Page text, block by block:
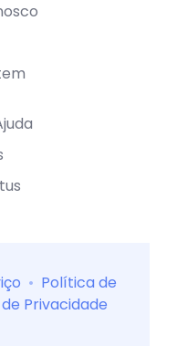
• Política de
Privacidade